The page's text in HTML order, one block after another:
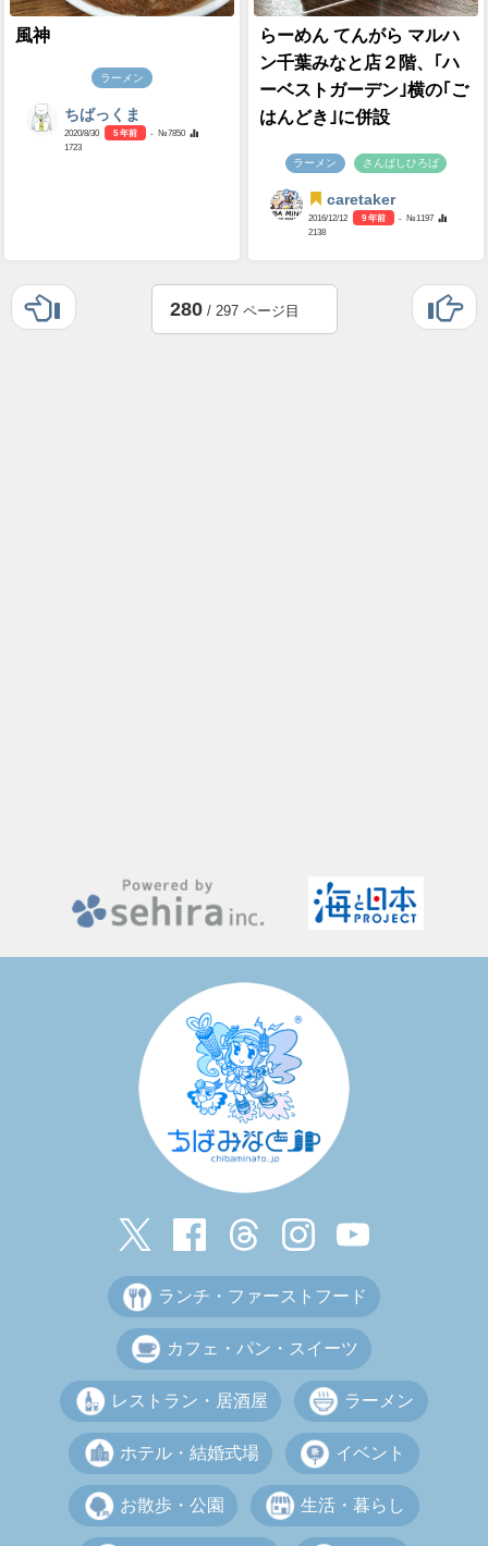
風神
ラーメン
ちばっくま
2020/8/30 5 年前
- №7850
1723
らーめん てんがら マルハ
ン千葉みなと店２階、｢ハ
ーベストガーデン｣横の｢ご
はんどき｣に併設
ラーメン さんばしひろば
caretaker
2016/12/12 9 年前
- №1197
2138
280/ 297 ページ目
ランチ・ファーストフード
カフェ・パン・スイーツ
レストラン・居酒屋 ラーメン
ホテル・結婚式場 イベント
お散歩・公園 生活・暮らし